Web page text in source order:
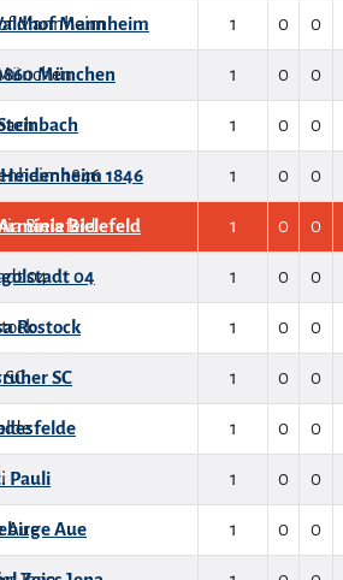
Mannheim 1 0 0
München 1 0 0
1 0 0
Heidenheim 1846 1 0 0
Bielefeld 1 0 0
04 1 0 0
Rostock 1 0 0
SC 1 0 0
1 0 0
Pauli 1 0 0
Aue 1 0 0